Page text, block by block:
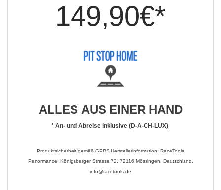
149,90€*
ALLES AUS EINER HAND
* An- und Abreise inklusive (D-A-CH-LUX)
Produktsicherheit gemäß GPRS Herstellerinformation: RaceTools
Performance, Königsberger Strasse 72, 72116 Mössingen, Deutschland,
info@racetools.de